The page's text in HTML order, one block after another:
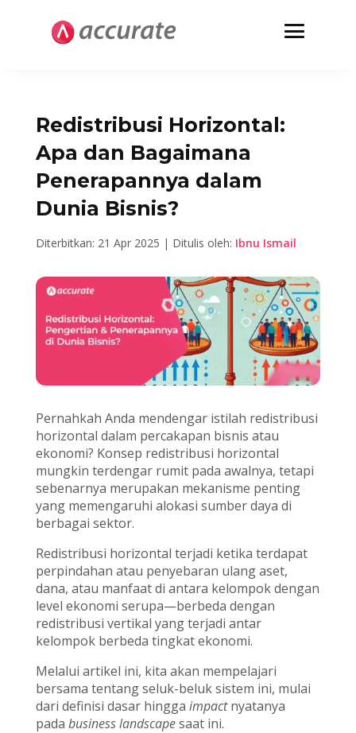
Redistribusi Horizontal:
Apa dan Bagaimana
Penerapannya dalam
Dunia Bisnis?
Diterbitkan: 21 Apr 2025 | Ditulis oleh: Ibnu Ismail
Pernahkah Anda mendengar istilah redistribusi
horizontal dalam percakapan bisnis atau
ekonomi? Konsep redistribusi horizontal
mungkin terdengar rumit pada awalnya, tetapi
sebenarnya merupakan mekanisme penting
yang memengaruhi alokasi sumber daya di
berbagai sektor.
Redistribusi horizontal terjadi ketika terdapat
perpindahan atau penyebaran ulang aset,
dana, atau manfaat di antara kelompok dengan
level ekonomi serupa—berbeda dengan
redistribusi vertikal yang terjadi antar
kelompok berbeda tingkat ekonomi.
Melalui artikel ini, kita akan mempelajari
bersama tentang seluk-beluk sistem ini, mulai
dari definisi dasar hingga impactnyatanya
pada business landscapesaat ini.